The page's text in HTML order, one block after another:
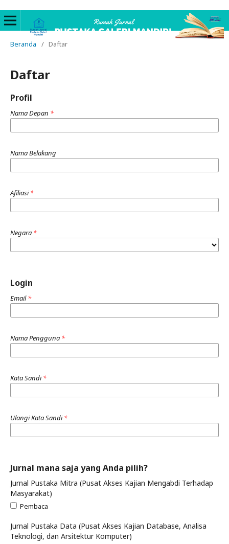
Beranda / Daftar
Daftar
Profil
Nama Depan *
Nama Belakang
Afiliasi*
Negara *
Login
Email*
Nama Pengguna *
Kata Sandi*
Ulangi Kata Sandi*
Jurnal mana saja yang Anda pilih?
Jurnal Pustaka Mitra (Pusat Akses Kajian Mengabdi Terhadap
Masyarakat)
Pembaca
Jurnal Pustaka Data (Pusat Akses Kajian Database, Analisa
Teknologi, dan Arsitektur Komputer)